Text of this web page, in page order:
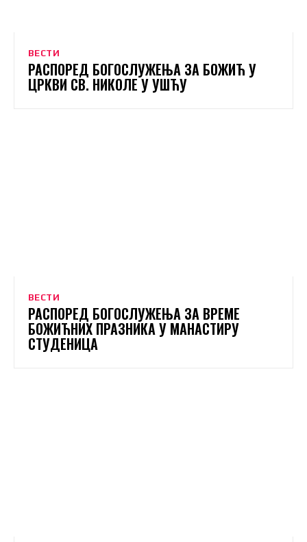
ВЕСТИ
РАСПОРЕД БОГОСЛУЖЕЊА ЗА БОЖИЋ У
ЦРКВИ СВ. НИКОЛЕ У УШЋУ
ВЕСТИ
РАСПОРЕД БОГОСЛУЖЕЊА ЗА ВРЕМЕ
БОЖИЋНИХ ПРАЗНИКА У МАНАСТИРУ
СТУДЕНИЦА